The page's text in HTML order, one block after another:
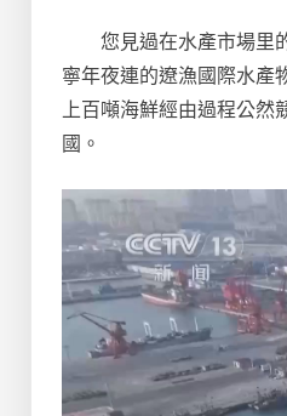
您見過在水產市場里
寧年夜連的遼漁國際水產
上百噸海鮮經由過程公然
國。